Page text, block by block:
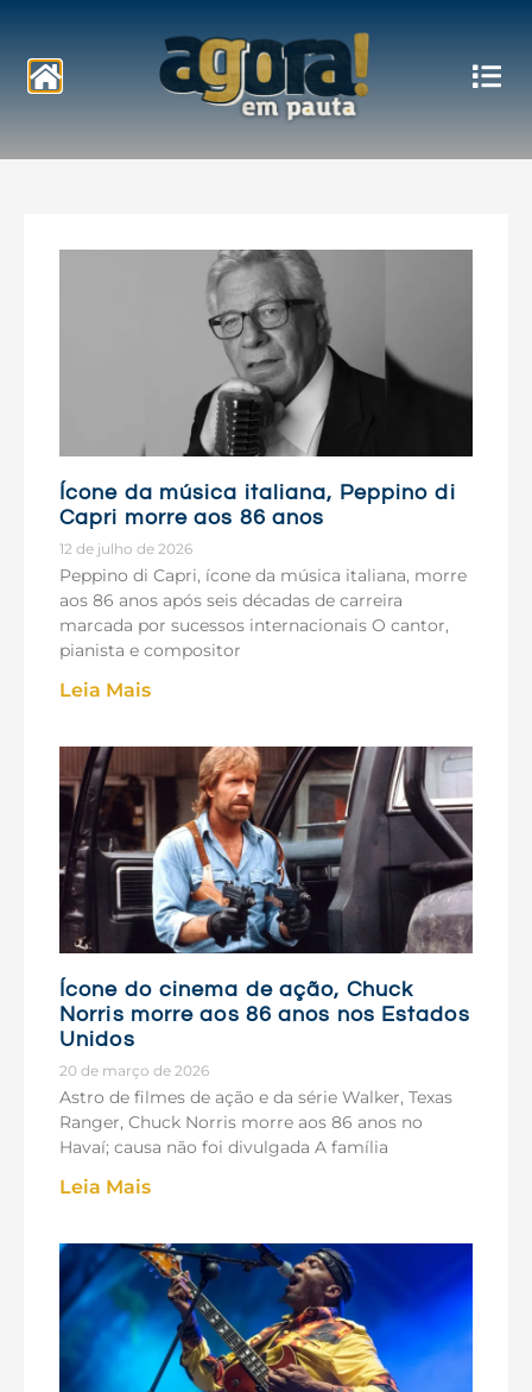
Notícias
Ícone da música italiana, Peppino di
Capri morre aos 86 anos
12 de julho de 2026
Peppino di Capri, ícone da música italiana, morre
aos 86 anos após seis décadas de carreira
marcada por sucessos internacionais O cantor,
pianista e compositor
Leia Mais
Ícone do cinema de ação, Chuck
Norris morre aos 86 anos nos Estados
Unidos
20 de março de 2026
Astro de filmes de ação e da série Walker, Texas
Ranger, Chuck Norris morre aos 86 anos no
Havaí; causa não foi divulgada A família
Leia Mais